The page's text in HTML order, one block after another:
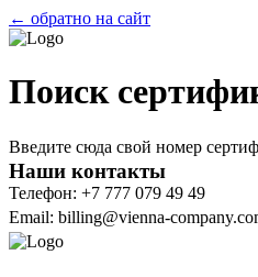
← обратно на сайт
Поиск
Введите сюда свой номер
Наши контакты
Телефон: +7 777 079 49 49
Email: billing@vienna-